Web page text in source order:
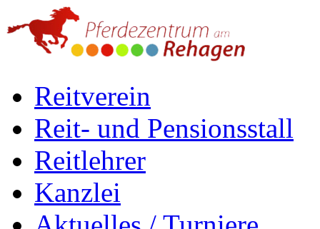
Reitverein
Reit- und Pensionsstall
Reitlehrer
Kanzlei